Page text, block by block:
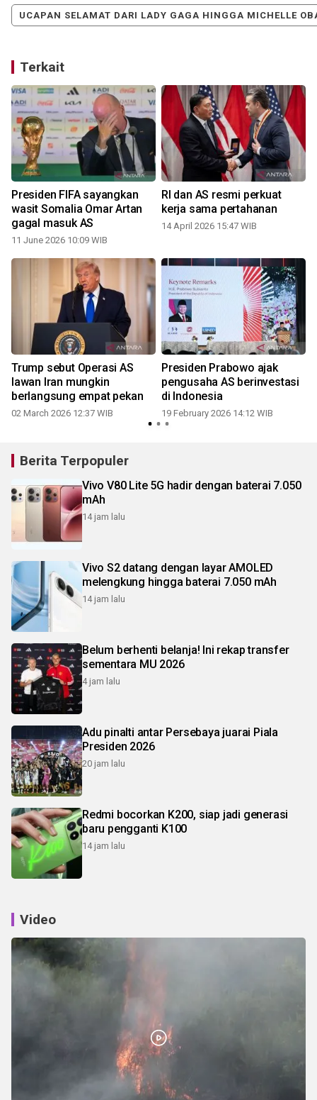
UCAPAN SELAMAT DARI LADY GAGA HINGGA MICHELLE
Terkait
Presiden FIFA sayangkan
wasit Somalia Omar Artan
gagal masuk AS
11 June 2026 10:09 WIB
RI dan AS resmi perkuat
kerja sama pertahanan
14 April 2026 15:47 WIB
Trump sebut Operasi AS
lawan Iran mungkin
berlangsung empat pekan
02 March 2026 12:37 WIB
Presiden Prabowo ajak
pengusaha AS berinvestasi
di Indonesia
19 February 2026 14:12 WIB
Berita Terpopuler
Vivo V80 Lite 5G hadir dengan baterai 7.050
mAh
14 jam lalu
Vivo S2 datang dengan layar AMOLED
melengkung hingga baterai 7.050 mAh
14 jam lalu
Belum berhenti belanja! Ini rekap transfer
sementara MU 2026
4 jam lalu
Adu pinalti antar Persebaya juarai Piala
Presiden 2026
20 jam lalu
Redmi bocorkan K200, siap jadi generasi
baru pengganti K100
14 jam lalu
Video